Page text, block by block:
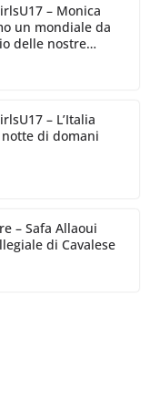
– Monica
un mondiale da
delle nostre
– L’Italia
di domani
– Safa Allaoui
di Cavalese